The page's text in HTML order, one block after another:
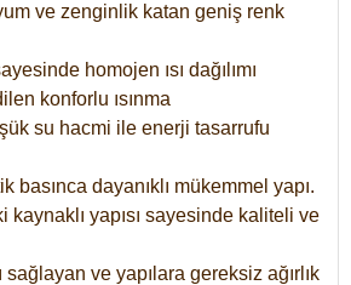
ve zenginlik katan geniş renk
homojen ısı dağılımı
konforlu ısınma
su hacmi ile enerji tasarrufu
basınca dayanıklı mükemmel yapı.
kaynaklı yapısı sayesinde kaliteli ve
sağlayan ve yapılara gereksiz ağırlık